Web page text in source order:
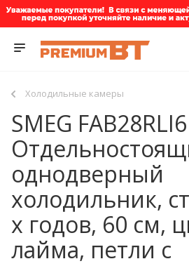
Холодильные камеры
SMEG FAB28RLI6
однодверный
холодильник,
х годов, 60 см,
лайма, петли с